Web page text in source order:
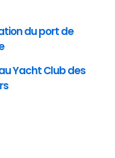
du port de
Yacht Club des